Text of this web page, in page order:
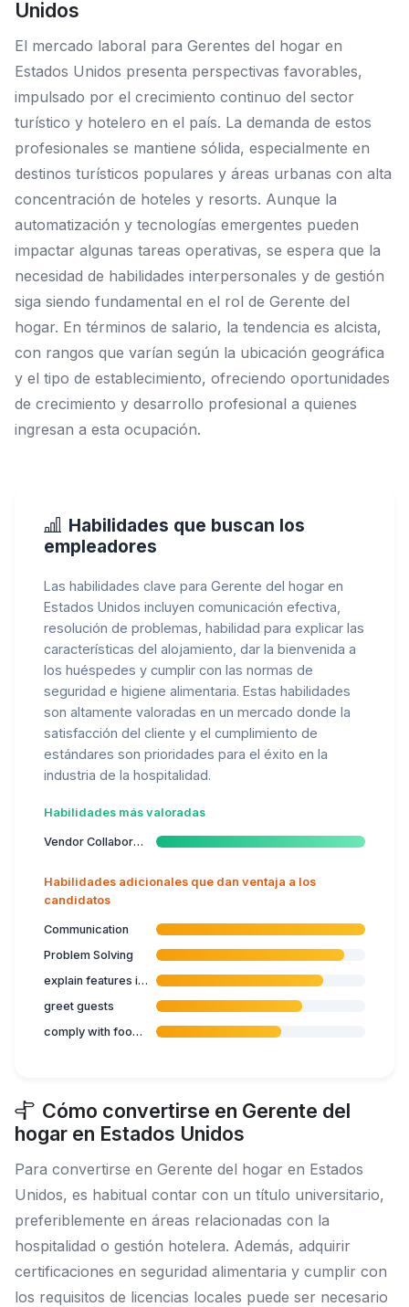
Unidos
El mercado laboral para Gerentes del hogar en
Estados Unidos presenta perspectivas favorables,
impulsado por el crecimiento continuo del sector
turístico y hotelero en el país. La demanda de estos
profesionales se mantiene sólida, especialmente en
destinos turísticos populares y áreas urbanas con alta
concentración de hoteles y resorts. Aunque la
automatización y tecnologías emergentes pueden
impactar algunas tareas operativas, se espera que la
necesidad de habilidades interpersonales y de gestión
siga siendo fundamental en el rol de Gerente del
hogar. En términos de salario, la tendencia es alcista,
con rangos que varían según la ubicación geográfica
y el tipo de establecimiento, ofreciendo oportunidades
de crecimiento y desarrollo profesional a quienes
ingresan a esta ocupación.
Habilidades que buscan los
empleadores
Las habilidades clave para Gerente del hogar en
Estados Unidos incluyen comunicación efectiva,
resolución de problemas, habilidad para explicar las
características del alojamiento, dar la bienvenida a
los huéspedes y cumplir con las normas de
seguridad e higiene alimentaria. Estas habilidades
son altamente valoradas en un mercado donde la
satisfacción del cliente y el cumplimiento de
estándares son prioridades para el éxito en la
industria de la hospitalidad.
Habilidades más valoradas
Vendor Collaboration
Habilidades adicionales que dan ventaja a los
candidatos
Communication
Problem Solving
explain features in accommodation venue
greet guests
comply with food safety and hygiene
Cómo convertirse en Gerente del
hogar en Estados Unidos
Para convertirse en Gerente del hogar en Estados
Unidos, es habitual contar con un título universitario,
preferiblemente en áreas relacionadas con la
hospitalidad o gestión hotelera. Además, adquirir
certificaciones en seguridad alimentaria y cumplir con
los requisitos de licencias locales puede ser necesario